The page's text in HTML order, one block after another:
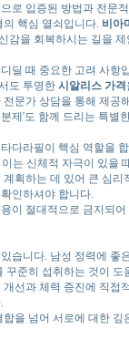
로 입증된 방법과 전문
핵심 열쇠입니다. 비아
감을 회복하시는 길을
딜 때 중요한 고려 사항
도 투명한 시알리스 가격
문가 상담을 통해 제공
제'도 함께 드리는 특별
다라필이 핵심 역할을
는 신체적 자극이 있을
획하는 데 있어 큰 심
인하셔야 합니다.
이 절대적으로 금지되
습니다. 남성 정력에 좋
꾸준히 섭취하는 것이 도
선과 체력 증진에 직접
을 넘어 서로에 대한